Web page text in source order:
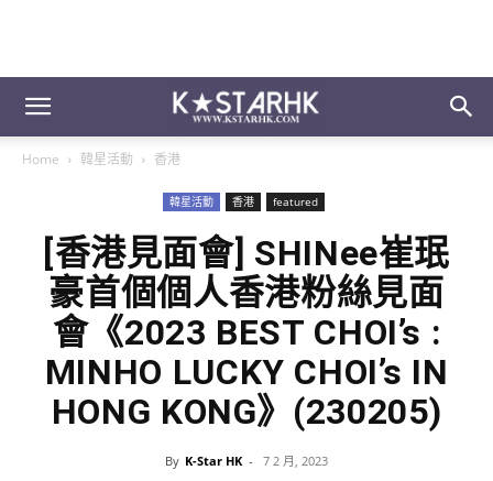
Home 韓星活動 香港
韓星活動 香港 featured
[香港見面會] SHINee崔珉
豪首個個人香港粉絲見面
會《2023 BEST CHOI’s :
MINHO LUCKY CHOI’s IN
HONG KONG》(230205)
By K-Star HK - 7 2 月, 2023